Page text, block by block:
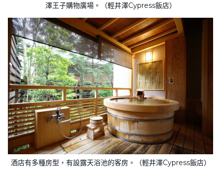
澤王子購物廣場。（輕井澤Cypress飯店）
酒店有多種房型，有設露天浴池的客房。（輕井澤Cypress飯店）